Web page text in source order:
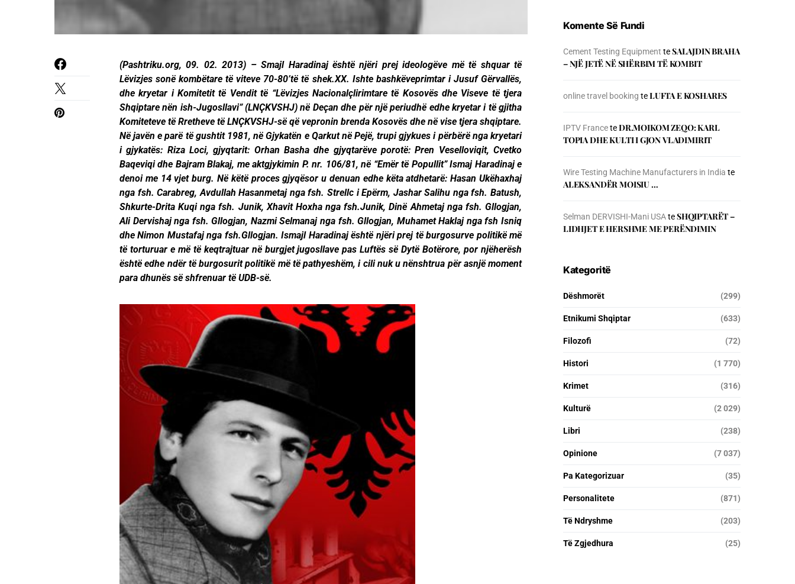
(Pashtriku.org, 09. 02. 2013) – Smajl Haradinaj është njëri prej ideologëve më të shquar të
Lëvizjes sonë kombëtare të viteve 70-80’të të shek.XX. Ishte bashkëveprimtar i Jusuf Gërvallës,
dhe kryetar i Komitetit të Vendit të “Lëvizjes Nacionalçlirimtare të Kosovës dhe Viseve të tjera
Shqiptare nën ish-Jugosllavi” (LNÇKVSHJ) në Deçan dhe për një periudhë edhe kryetar i të gjitha
Komiteteve të Rretheve të LNÇKVSHJ-së që vepronin brenda Kosovës dhe në vise tjera shqiptare.
Në javën e parë të gushtit 1981, në Gjykatën e Qarkut në Pejë, trupi gjykues i përbërë nga kryetari
i gjykatës: Riza Loci, gjyqtarit: Orhan Basha dhe gjyqtarëve porotë: Pren Veselloviqit, Cvetko
Baqeviqi dhe Bajram Blakaj, me aktgjykimin P. nr. 106/81, në “Emër të Popullit” Ismaj Haradinaj e
denoi me 14 vjet burg. Në këtë proces gjyqësor u denuan edhe këta atdhetarë: Hasan Ukëhaxhaj
nga fsh. Carabreg, Avdullah Hasanmetaj nga fsh. Strellc i Epërm, Jashar Salihu nga fsh. Batush,
Shkurte-Drita Kuqi nga fsh. Junik, Xhavit Hoxha nga fsh.Junik, Dinë Ahmetaj nga fsh. Gllogjan,
Ali Dervishaj nga fsh. Gllogjan, Nazmi Selmanaj nga fsh. Gllogjan, Muhamet Haklaj nga fsh Isniq
dhe Nimon Mustafaj nga fsh.Gllogjan. Ismajl Haradinaj është njëri prej të burgosurve politikë më
të torturuar e më të keqtrajtuar në burgjet jugosllave pas Luftës së Dytë Botërore, por njëherësh
është edhe ndër të burgosurit politikë më të pathyeshëm, i cili nuk u nënshtrua për asnjë moment
para dhunës së shfrenuar të UDB-së.
Komente Së Fundi
Cement Testing Equipment teSALAJDIN BRAHA
– NJЁ JETЁ NЁ SHЁRBIM TЁ KOMBIT
online travel booking teLUFTA E KOSHARES
IPTV FranceteDR.MOIKOM ZEQO: KARL
TOPIA DHE KULTI I GJON VLADIMIRIT
Wire Testing Machine Manufacturers in India te
ALEKSANDËR MOISIU …
Selman DERVISHI-Mani USAteSHQIPTARËT –
LIDHJET E HERSHME ME PERËNDIMIN
Kategoritë
Dëshmorët (299)
Etnikumi Shqiptar (633)
Filozofi (72)
Histori (1 770)
Krimet (316)
Kulturë (2 029)
Libri (238)
Opinione (7 037)
Pa Kategorizuar (35)
Personalitete (871)
Të Ndryshme (203)
Të Zgjedhura (25)